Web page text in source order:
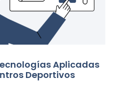
Aplicadas
Deportivos